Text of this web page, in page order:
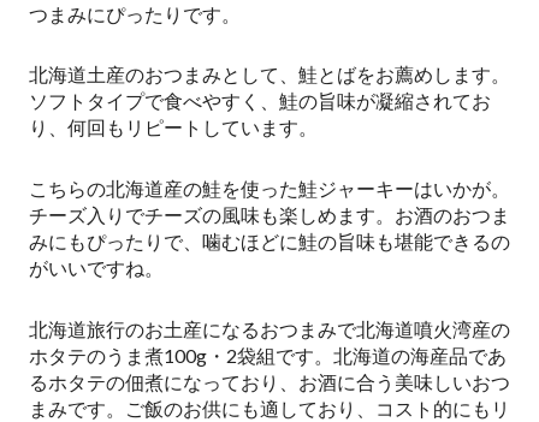
つまみにぴったりです。
北海道土産のおつまみとして、鮭とばをお薦めします。
ソフトタイプで食べやすく、鮭の旨味が凝縮されてお
り、何回もリピートしています。
こちらの北海道産の鮭を使った鮭ジャーキーはいかが。
チーズ入りでチーズの風味も楽しめます。お酒のおつま
みにもぴったりで、噛むほどに鮭の旨味も堪能できるの
がいいですね。
北海道旅行のお土産になるおつまみで北海道噴火湾産の
ホタテのうま煮100g・2袋組です。北海道の海産品であ
るホタテの佃煮になっており、お酒に合う美味しいおつ
まみです。ご飯のお供にも適しており、コスト的にもリ